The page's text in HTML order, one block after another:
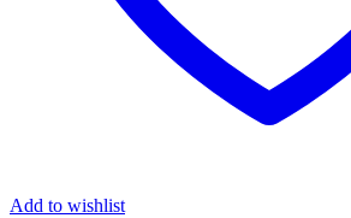
Add to wishlist